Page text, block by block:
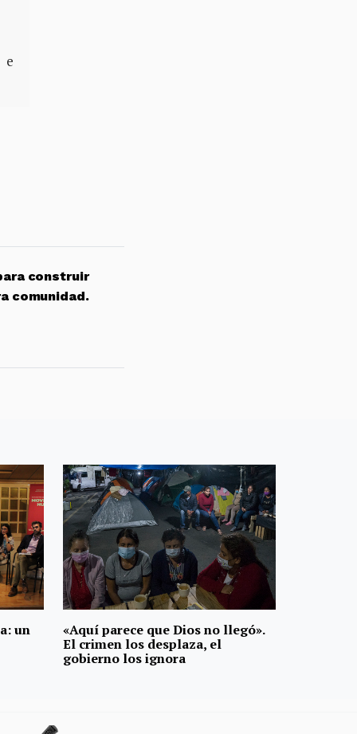
e
construir
comunidad.
un
«Aquí parece que Dios no llegó».
El crimen los desplaza, el
gobierno los ignora